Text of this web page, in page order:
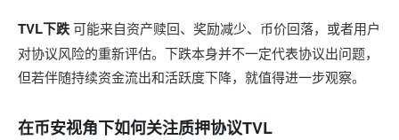
TVL下跌可能来自资产赎回、奖励减少、币价回落，或者用户
对协议风险的重新评估。下跌本身并不一定代表协议出问题，
但若伴随持续资金流出和活跃度下降，就值得进一步观察。
在币安视角下如何关注质押协议TVL